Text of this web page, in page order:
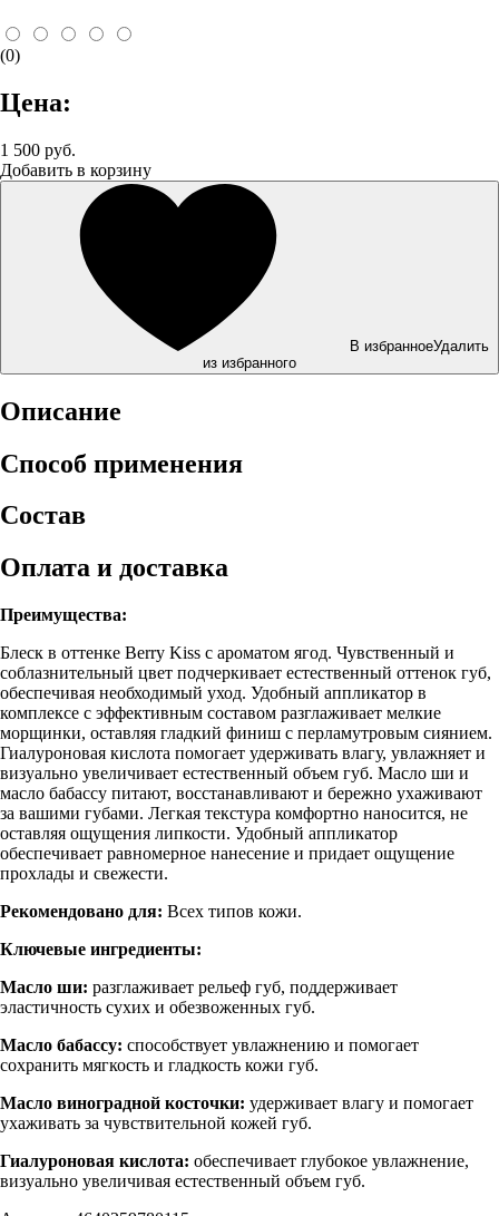
(0)
Цена:
1 500 руб.
Добавить в корзину
В избранноеУдалить
из избранного
Описание
Способ применения
Состав
Оплата и доставка
Преимущества:
Блеск в оттенке Berry Kiss с ароматом ягод. Чувственный и
соблазнительный цвет подчеркивает естественный оттенок губ,
обеспечивая необходимый уход. Удобный аппликатор в
комплексе с эффективным составом разглаживает мелкие
морщинки, оставляя гладкий финиш с перламутровым сиянием.
Гиалуроновая кислота помогает удерживать влагу, увлажняет и
визуально увеличивает естественный объем губ. Масло ши и
масло бабассу питают, восстанавливают и бережно ухаживают
за вашими губами. Легкая текстура комфортно наносится, не
оставляя ощущения липкости. Удобный аппликатор
обеспечивает равномерное нанесение и придает ощущение
прохлады и свежести.
Рекомендовано для: Всех типов кожи.
Ключевые ингредиенты:
Масло ши: разглаживает рельеф губ, поддерживает
эластичность сухих и обезвоженных губ.
Масло бабассу: способствует увлажнению и помогает
сохранить мягкость и гладкость кожи губ.
Масло виноградной косточки: удерживает влагу и помогает
ухаживать за чувствительной кожей губ.
Гиалуроновая кислота: обеспечивает глубокое увлажнение,
визуально увеличивая естественный объем губ.